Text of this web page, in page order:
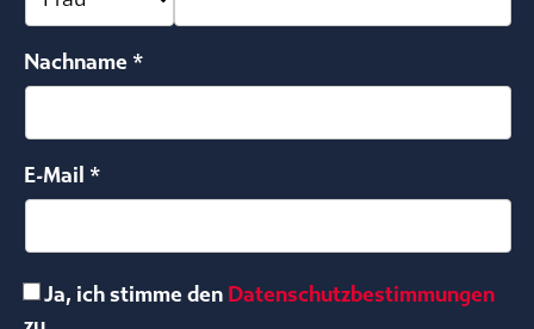
Nachname *
E-Mail *
Ja, ich stimme den Datenschutzbestimmungen